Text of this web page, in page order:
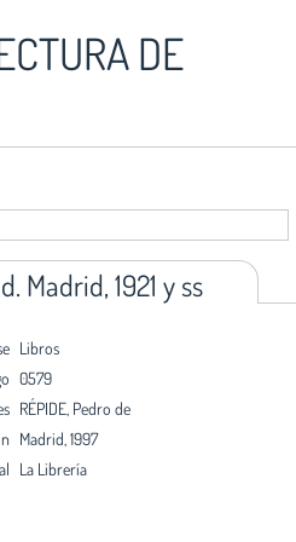
DE
Madrid, 1921 y ss
Libros
0579
RÉPIDE, Pedro de
Madrid, 1997
La Librería